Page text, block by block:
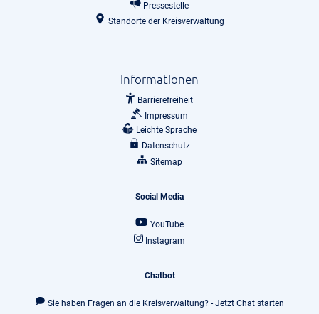
Pressestelle
Standorte der Kreisverwaltung
Informationen
Barrierefreiheit
Impressum
Leichte Sprache
Datenschutz
Sitemap
Social Media
YouTube
Instagram
Chatbot
Sie haben Fragen an die Kreisverwaltung? - Jetzt Chat starten